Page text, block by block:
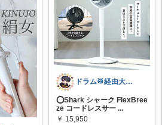
ドラム🥁経由大感謝🉐
⭕️Shark シャーク FlexBree
ze コードレスサー ...
￥ 15,950